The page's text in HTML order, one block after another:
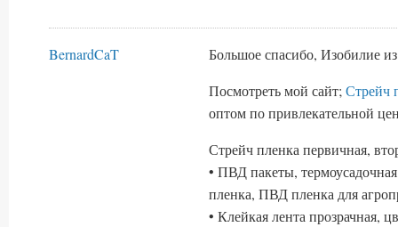
BernardCaT
Большое спасибо, Изобилие
Посмотреть мой сайт;Стрейч
оптом по привлекательной
Стрейч пленка первичная,
• ПВД пакеты,
пленка, ПВД пленка для
• Клейкая лента прозрачная,